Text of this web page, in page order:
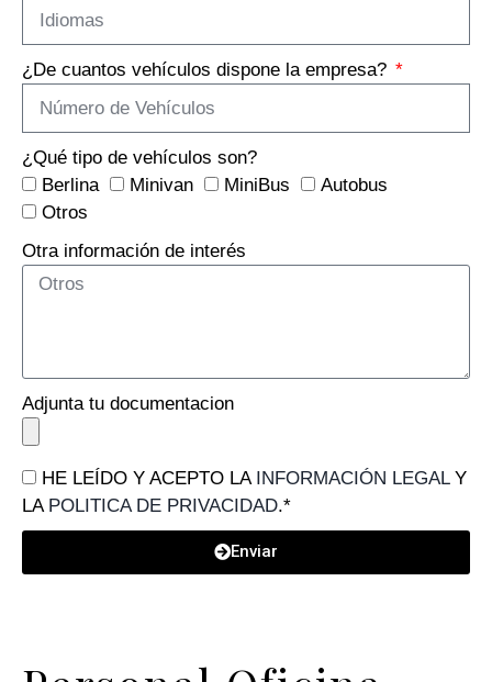
¿De cuantos vehículos dispone la empresa?
¿Qué tipo de vehículos son?
Berlina
Minivan MiniBus
Autobus
Otros
Otra información de interés
Adjunta tu documentacion
HE LEÍDO Y ACEPTO LA INFORMACIÓN LEGALY
LA POLITICA DE PRIVACIDAD.*
Enviar